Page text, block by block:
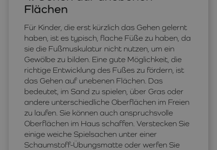
Flächen
Für Kinder, die erst kürzlich das Gehen gelernt
haben, ist es typisch, flache Füße zu haben, da
sie die Fußmuskulatur nicht nutzen, um ein
Gewölbe zu bilden. Eine gute Möglichkeit, die
richtige Entwicklung des Fußes zu fördern, ist
das Gehen auf unebenen Flächen. Das
bedeutet, im Sand zu spielen, über Gras oder
andere unterschiedliche Oberflächen im Freien
zu laufen. Sie können auch anspruchsvolle
Oberflächen im Haus schaffen. Verstecken Sie
einige weiche Spielsachen unter einer
Schaumstoff-Übungsmatte oder werfen Sie